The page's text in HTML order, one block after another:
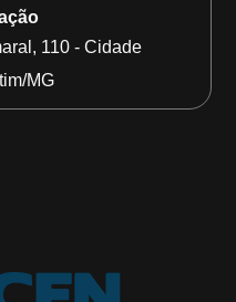
110 - Cidade
MG